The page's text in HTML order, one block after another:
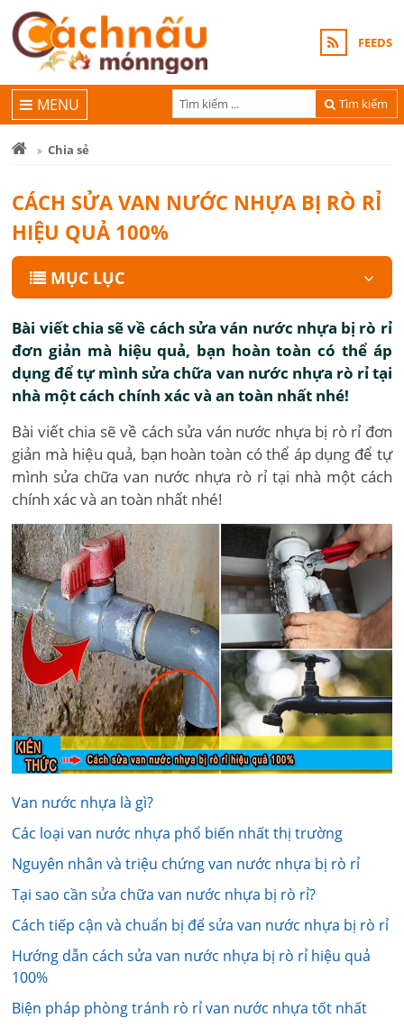
FEEDS
Tìm kiếm
MENU
Chia sẻ
CÁCH SỬA VAN NƯỚC NHỰA BỊ RÒ RỈ
HIỆU QUẢ 100%
MỤC LỤC
Bài viết chia sẽ về cách sửa ván nước nhựa bị rò rỉ
đơn giản mà hiệu quả, bạn hoàn toàn có thể áp
dụng để tự mình sửa chữa van nước nhựa rò rỉ tại
nhà một cách chính xác và an toàn nhất nhé!
Bài viết chia sẽ về cách sửa ván nước nhựa bị rò rỉ đơn
giản mà hiệu quả, bạn hoàn toàn có thể áp dụng để tự
mình sửa chữa van nước nhựa rò rỉ tại nhà một cách
chính xác và an toàn nhất nhé!
Van nước nhựa là gì?
Các loại van nước nhựa phổ biến nhất thị trường
Nguyên nhân và triệu chứng van nước nhựa bị rò rỉ
Tại sao cần sửa chữa van nước nhựa bị rò rỉ?
Cách tiếp cận và chuẩn bị để sửa van nước nhựa bị rò rỉ
Hướng dẫn cách sửa van nước nhựa bị rò rỉ hiệu quả
100%
Biện pháp phòng tránh rò rỉ van nước nhựa tốt nhất